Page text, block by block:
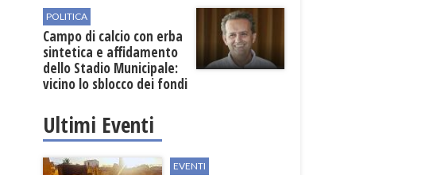
POLITICA
Campo di calcio con erba
sintetica e affidamento
dello Stadio Municipale:
vicino lo sblocco dei fondi
Ultimi Eventi
EVENTI